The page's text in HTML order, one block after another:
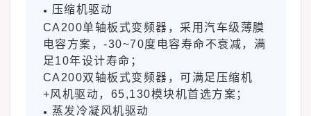
●
压缩机驱动
CA200单轴板式变频器，采用汽车级薄膜
电容方案，-30~70度电容寿命不衰减，满
足10年设计寿命；
CA200双轴板式变频器，可满足压缩机
+风机驱动，65,130模块机首选方案；
●
蒸发冷凝风机驱动